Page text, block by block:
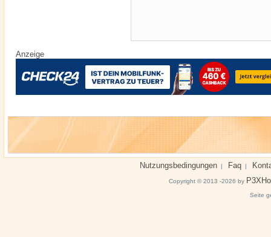
Anzeige
Nutzungsbedingungen | Faq |
Copyright © 2013 -2026 by
Seite